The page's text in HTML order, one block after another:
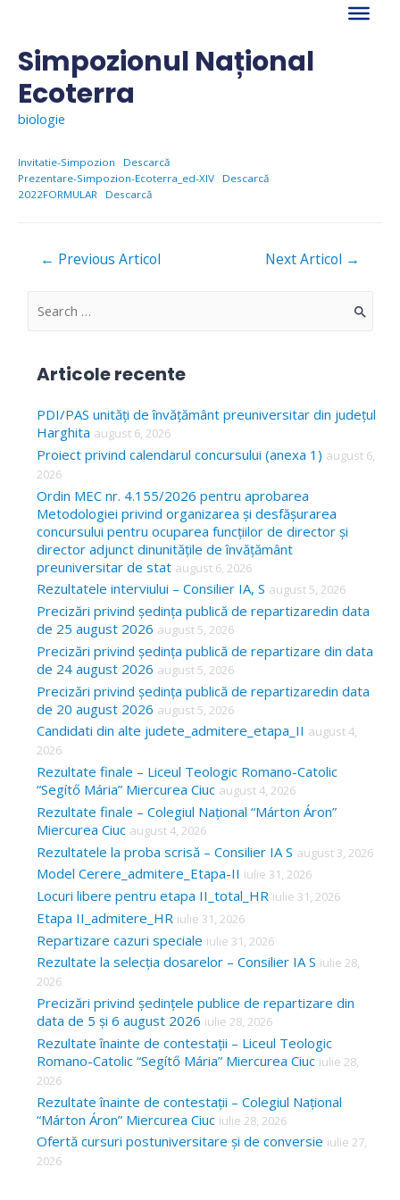
contentSimpozionul Național
Ecoterra
biologie
Invitatie-Simpozion
Descarcă
Prezentare-Simpozion-Ecoterra_ed-XIV
Descarcă
2022FORMULAR
Descarcă
Navigare
← Previous Articol Next Articol →
S
c
h
f
o
r
Articole recente
PDI/PAS unități de învățământ preuniversitar din județul
Harghita august 6, 2026
Proiect privind calendarul concursului (anexa 1) august 6,
2026
Ordin MEC nr. 4.155/2026 pentru aprobarea
Metodologiei privind organizarea și desfășurarea
concursului pentru ocuparea funcțiilor de director și
director adjunct dinunitățile de învățământ
preuniversitar de stat august 6, 2026
Rezultatele interviului – Consilier IA, S august 5, 2026
Precizări privind ședința publică de repartizaredin data
de 25 august 2026 august 5, 2026
Precizări privind ședința publică de repartizare din data
de 24 august 2026 august 5, 2026
Precizări privind ședința publică de repartizaredin data
de 20 august 2026 august 5, 2026
Candidati din alte judete_admitere_etapa_II august 4,
2026
Rezultate finale – Liceul Teologic Romano-Catolic
“Segítő Mária” Miercurea Ciuc august 4, 2026
Rezultate finale – Colegiul Național “Márton Áron”
Miercurea Ciuc august 4, 2026
Rezultatele la proba scrisă – Consilier IA S august 3, 2026
Model Cerere_admitere_Etapa-II iulie 31, 2026
Locuri libere pentru etapa II_total_HR iulie 31, 2026
Etapa II_admitere_HR iulie 31, 2026
Repartizare cazuri speciale iulie 31, 2026
Rezultate la selecția dosarelor – Consilier IA S iulie 28,
2026
Precizări privind ședințele publice de repartizare din
data de 5 și 6 august 2026 iulie 28, 2026
Rezultate înainte de contestații – Liceul Teologic
Romano-Catolic “Segítő Mária” Miercurea Ciuc iulie 28,
2026
Rezultate înainte de contestații – Colegiul Național
“Márton Áron” Miercurea Ciuc iulie 28, 2026
Ofertă cursuri postuniversitare și de conversie iulie 27,
2026